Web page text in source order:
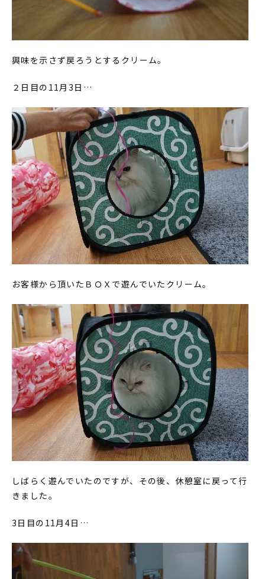
興味を示さず戻ろうとするクリーム。
２日目の11月3日…
お客様から頂いたＢＯＸで遊んでいたクリーム。
しばらく遊んでいたのですが、その後、休憩室に戻って行
きました。
3日目の11月4日…